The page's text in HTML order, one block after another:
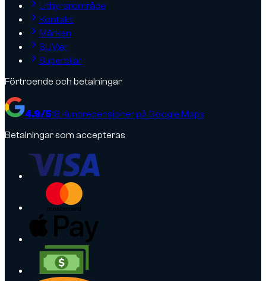
Uthyrarområde
Kontakt
Märken
SUV:er
Superbilar
Förtroende och betalningar
4.9/518 Kundrecensioner på Google Maps
Betalningar som accepteras